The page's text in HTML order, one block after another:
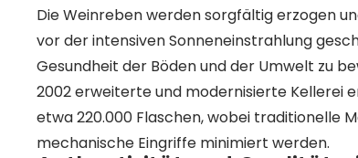
Die Weinreben werden sorgfältig erzogen
vor der intensiven Sonneneinstrahlung
Gesundheit der Böden und der Umwelt zu
2002 erweiterte und modernisierte Kellerei
etwa 220.000 Flaschen, wobei traditionelle
mechanische Eingriffe minimiert werden.